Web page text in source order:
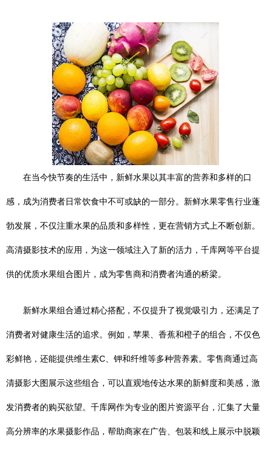
在当今快节奏的生活中，新鲜水果以其丰富的营养和多样的口
感，成为消费者日常饮食中不可或缺的一部分。新鲜水果零售行业蓬
勃发展，不仅注重水果的品质和多样性，更在营销方式上不断创新。
高清摄影技术的应用，为这一领域注入了新的活力，千库网等平台提
供的优质水果组合图片，成为零售商和消费者沟通的桥梁。
新鲜水果组合通过精心搭配，不仅提升了视觉吸引力，还满足了
消费者对健康生活的追求。例如，苹果、香蕉和橙子的组合，不仅色
彩鲜艳，还能提供维生素C、钾和纤维等多种营养素。零售商通过高
清摄影大图展示这些组合，可以直观地传达水果的新鲜度和美感，激
发消费者的购买欲望。千库网作为专业的图片资源平台，汇集了大量
高分辨率的水果摄影作品，帮助商家在广告、包装和线上展示中脱颖